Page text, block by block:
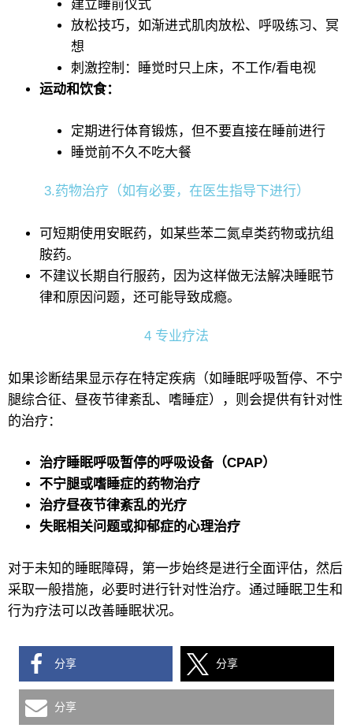
建立睡前仪式
放松技巧，如渐进式肌肉放松、呼吸练习、冥
想
刺激控制：睡觉时只上床，不工作/看电视
运动和饮食：
定期进行体育锻炼，但不要直接在睡前进行
睡觉前不久不吃大餐
3.药物治疗（如有必要，在医生指导下进行）
可短期使用安眠药，如某些苯二氮卓类药物或抗组
胺药。
不建议长期自行服药，因为这样做无法解决睡眠节
律和原因问题，还可能导致成瘾。
4 专业疗法
如果诊断结果显示存在特定疾病（如睡眠呼吸暂停、不宁
腿综合征、昼夜节律紊乱、嗜睡症），则会提供有针对性
的治疗：
治疗睡眠呼吸暂停的呼吸设备（CPAP）
不宁腿或嗜睡症的药物治疗
治疗昼夜节律紊乱的光疗
失眠相关问题或抑郁症的心理治疗
对于未知的睡眠障碍，第一步始终是进行全面评估，然后
采取一般措施，必要时进行针对性治疗。通过睡眠卫生和
行为疗法可以改善睡眠状况。
分享 分享
分享